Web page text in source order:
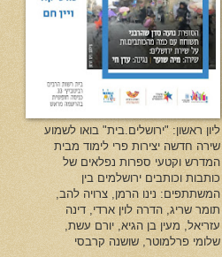
ליון ראשון: "ירושלים.בית" בואו לשמוע
שירה חדשה יצירות פרי לימוד מבית
המדרש וקטעי ספרות נפלאים של
כותבות וכותבים ירושלמים בין
המשתתפים: נינו הרמן, צרויה להב,
תומר שריג, הדרה לוין ארדי, דינה
עזריאל, מעין בן הגיא, יורם עשת,
שלומי פרלמוטר, שושנה קרבסי